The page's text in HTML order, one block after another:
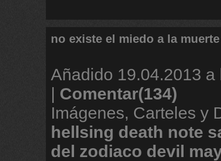
no existe el miedo a la muerte
Añadido 19.04.2013 a
| Comentar(134)
Imágenes, Carteles y
hellsing death note
del zodiaco devil